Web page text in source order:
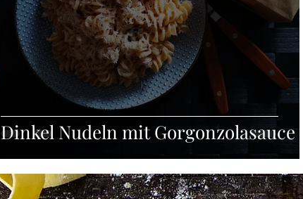
Dinkel Nudeln mit Gorgonzolasauce